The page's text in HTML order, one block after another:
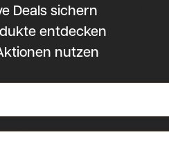
Verlegepistole gelingt die Montage
Deals sichern
entdecken
nutzen